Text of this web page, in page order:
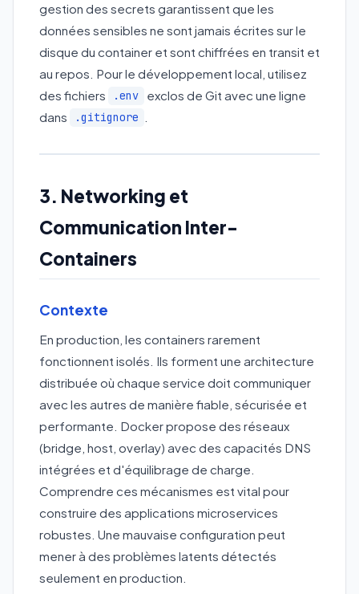
gestion des secrets garantissent que les
données sensibles ne sont jamais écrites sur le
disque du container et sont chiffrées en transit et
au repos. Pour le développement local, utilisez
des fichiers
.env
exclos de Git avec une ligne
dans
.gitignore
3. Networking et
Communication Inter-
Containers
Contexte
En production, les containers rarement
fonctionnent isolés. Ils forment une architecture
distribuée où chaque service doit communiquer
avec les autres de manière fiable, sécurisée et
performante. Docker propose des réseaux
(bridge, host, overlay) avec des capacités DNS
intégrées et d'équilibrage de charge.
Comprendre ces mécanismes est vital pour
construire des applications microservices
robustes. Une mauvaise configuration peut
mener à des problèmes latents détectés
seulement en production.